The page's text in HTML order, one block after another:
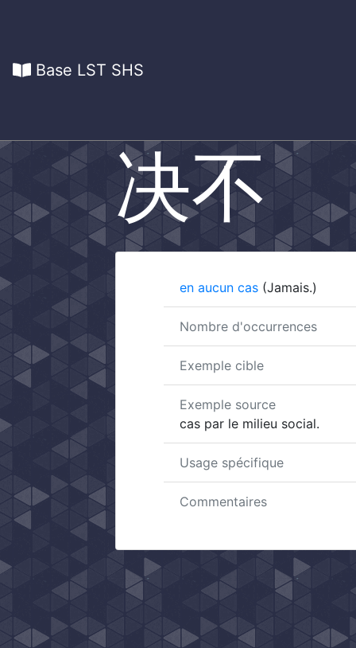
Base LST SHS
决不
en aucun cas (Jamais.)
Nombre d'occurrences
Exemple cible
Exemple source
cas par le milieu social.
Usage spécifique
Commentaires